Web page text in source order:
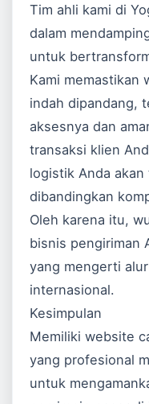
Tim ahli kami di
dalam
untuk
Kami memastikan
indah dipandang,
aksesnya dan
transaksi klien
logistik Anda
dibandingkan
Oleh karena itu,
bisnis pengiriman
yang mengerti
internasional.
Kesimpulan
Memiliki website
yang profesional
untuk